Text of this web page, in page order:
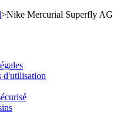
>Nike Mercurial Superfly AG
d'utilisation